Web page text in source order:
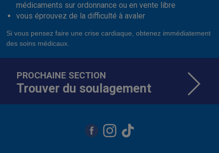
médicaments sur ordonnance ou en vente libre
vous éprouvez de la difficulté à avaler
Si vous pensez faire une crise cardiaque, obtenez immédiatement
des soins médicaux.
PROCHAINE SECTION
Trouver du soulagement